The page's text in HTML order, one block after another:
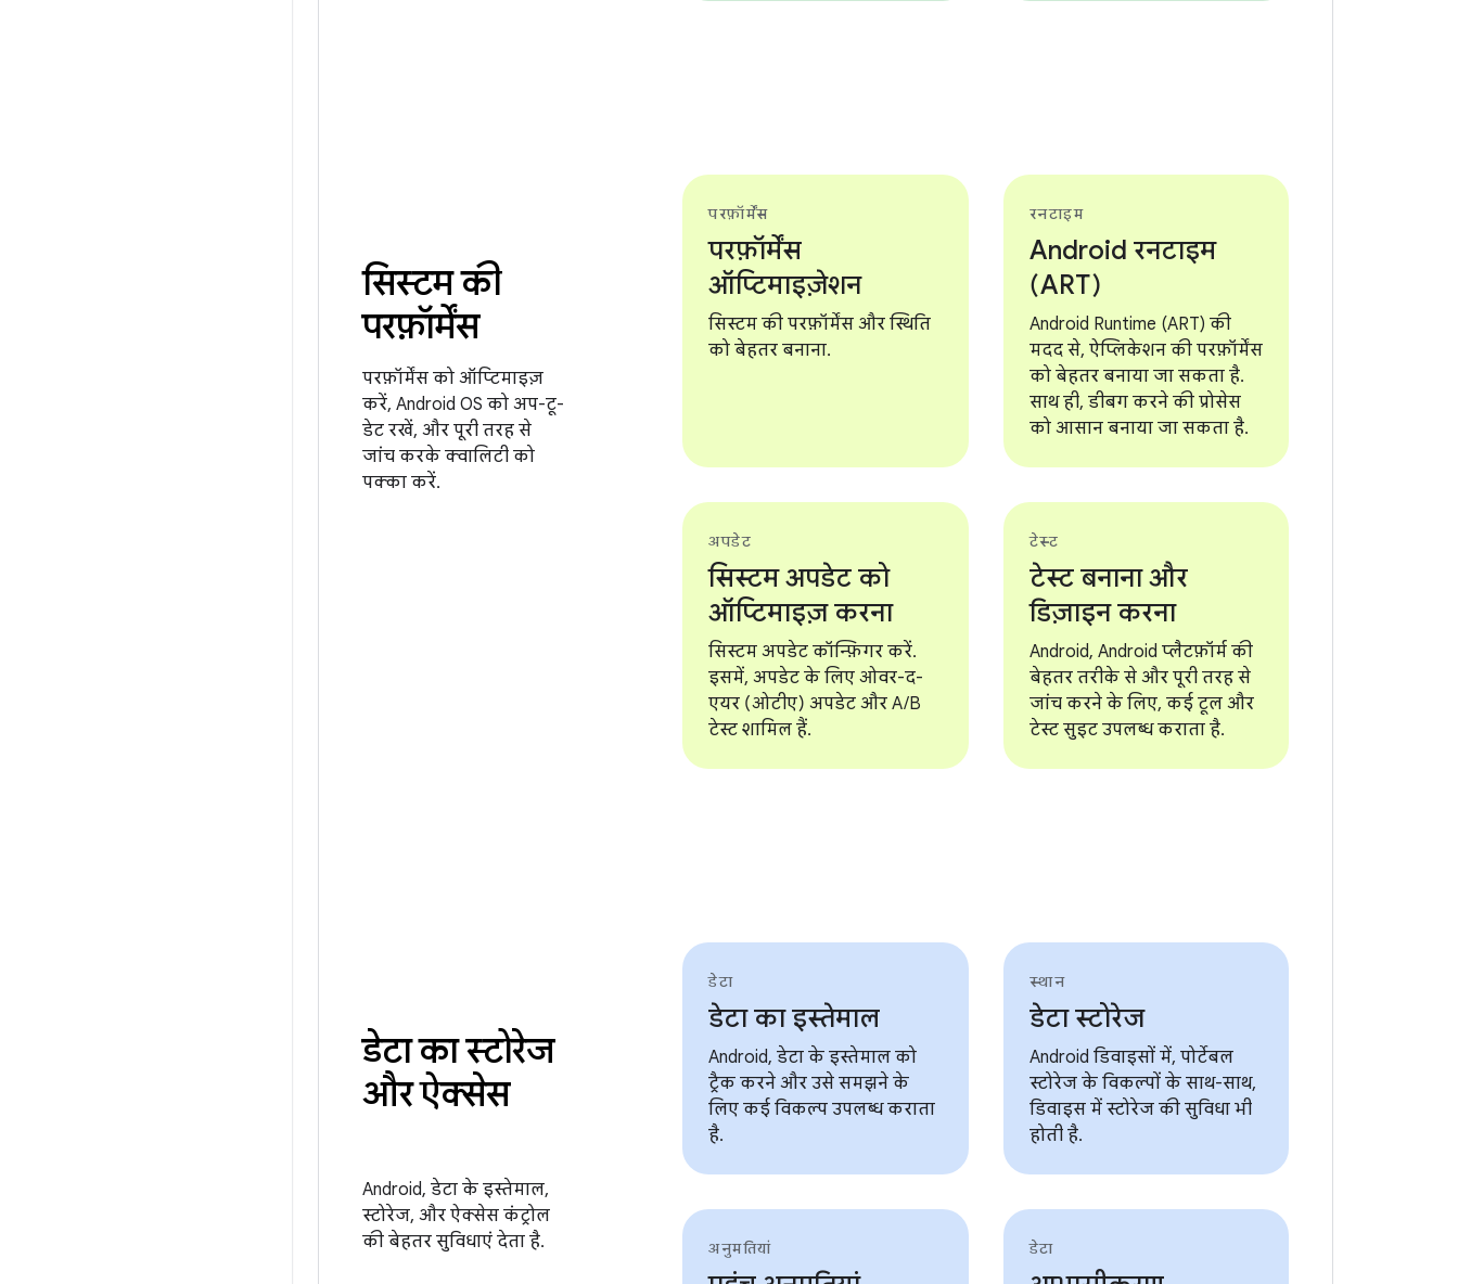
सिस्टम की
परफ़ॉर्मेंस
परफ़ॉर्मेंस को ऑप्टिमाइज़
करें, Android OS को अप-टू-
डेट रखें, और पूरी तरह से
जांच करके क्वालिटी को
पक्का करें.
परफ़ॉर्मेंस
परफ़ॉर्मेंस
ऑप्टिमाइज़ेशन
सिस्टम की परफ़ॉर्मेंस और स्थिति
को बेहतर बनाना.
रनटाइम
Android रनटाइम
(ART)
Android Runtime (ART) की
मदद से, ऐप्लिकेशन की परफ़ॉर्मेंस
को बेहतर बनाया जा सकता है.
साथ ही, डीबग करने की प्रोसेस
को आसान बनाया जा सकता है.
अपडेट
सिस्टम अपडेट को
ऑप्टिमाइज़ करना
सिस्टम अपडेट कॉन्फ़िगर करें.
इसमें, अपडेट के लिए ओवर-द-
एयर (ओटीए) अपडेट और A/B
टेस्ट शामिल हैं.
टेस्ट
टेस्ट बनाना और
डिज़ाइन करना
Android, Android प्लैटफ़ॉर्म की
बेहतर तरीके से और पूरी तरह से
जांच करने के लिए, कई टूल और
टेस्ट सुइट उपलब्ध कराता है.
डेटा का स्टोरेज
और ऐक्सेस
Android, डेटा के इस्तेमाल,
स्टोरेज, और ऐक्सेस कंट्रोल
की बेहतर सुविधाएं देता है.
डेटा
डेटा का इस्तेमाल
Android, डेटा के इस्तेमाल को
ट्रैक करने और उसे समझने के
लिए कई विकल्प उपलब्ध कराता
है.
स्थान
डेटा स्टोरेज
Android डिवाइसों में, पोर्टेबल
स्टोरेज के विकल्पों के साथ-साथ,
डिवाइस में स्टोरेज की सुविधा भी
होती है.
अनुमतियां डेटा